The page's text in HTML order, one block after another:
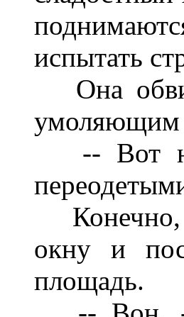
испытать
Она
умоляющим
-- Вот
Конечно,
окну и
площадь.